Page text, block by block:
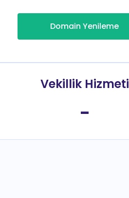
Domain Yenileme
Vekillik Hizmeti
-